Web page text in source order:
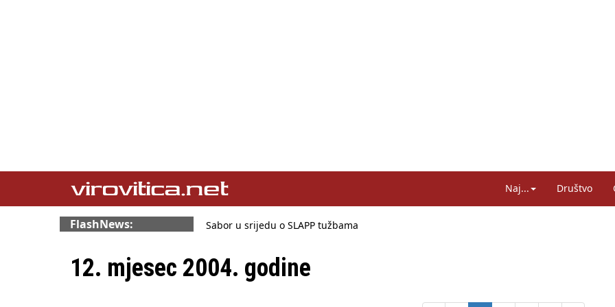
Naj... Društvo
FlashNews:
Sabor u srijedu o SLAPP tužbama
Sindikati traže zaštitu plaća od inflacije, Ćorić pregovore najavio za jesen
Državni tajnik Rukavina: Hrvatska ima 3,6 milijuna birača
12. mjesec 2004. godine